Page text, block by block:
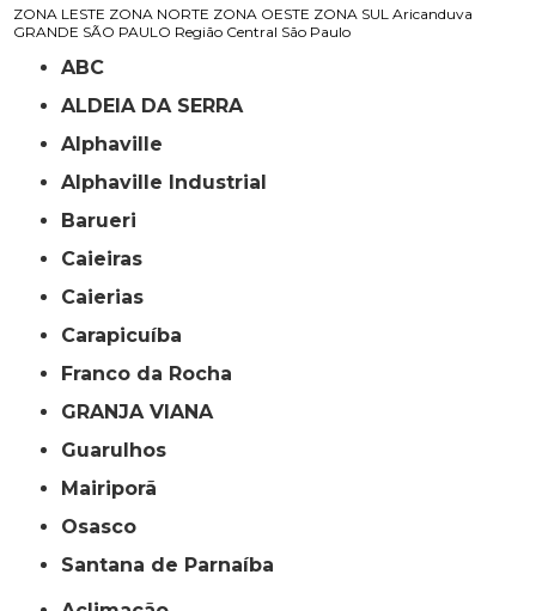
ZONA LESTE ZONA NORTE ZONA OESTE ZONA SUL Aricanduva
GRANDE SÃO PAULO Região Central São Paulo
ABC
ALDEIA DA SERRA
Alphaville
Alphaville Industrial
Barueri
Caieiras
Caierias
Carapicuíba
Franco da Rocha
GRANJA VIANA
Guarulhos
Mairiporã
Osasco
Santana de Parnaíba